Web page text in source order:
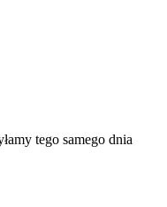
tego samego dnia